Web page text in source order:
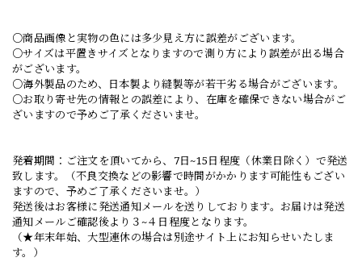
○商品画像と実物の色には多少見え方に誤差がございます。
○サイズは平置きサイズとなりますので測り方により誤差が出る場合
がございます。
○海外製品のため、日本製より縫製等が若干劣る場合がございます。
○お取り寄せ先の情報との誤差により、在庫を確保できない場合がご
ざいますので予めご了承くださいませ。
発着期間：ご注文を頂いてから、7日~15日程度（休業日除く）で発送
致します。（不良交換などの影響で時間がかかります可能性もござい
ますので、予めご了承くださいませ。）
発送後はお客様に発送通知メールを送りしております。お届けは発送
通知メールご確認後より３~４日程度となります。
（★年末年始、大型連休の場合は別途サイト上にお知らせいたしま
す。）